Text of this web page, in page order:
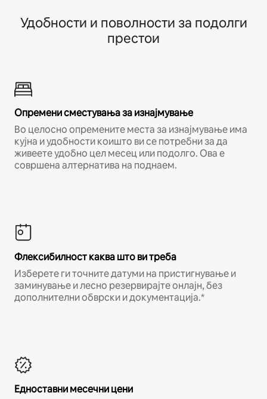
Удобности и поволности за подолги
престои
Опремени сместувања за изнајмување
Во целосно опремените места за изнајмување има
кујна и удобности коишто ви се потребни за да
живеете удобно цел месец или подолго. Ова е
совршена алтернатива на поднаем.
Флексибилност каква што ви треба
Изберете ги точните датуми на пристигнување и
заминување и лесно резервирајте онлајн, без
дополнителни обврски и документација.*
Едноставни месечни цени